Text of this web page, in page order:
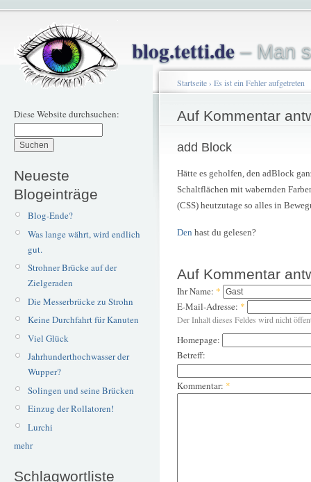
blog.tetti.de– Man
Diese Website durchsuchen:
Neueste
Blogeinträge
Blog-Ende?
Was lange währt, wird endlich
gut.
Strohner Brücke auf der
Zielgeraden
Die Messerbrücke zu Strohn
Keine Durchfahrt für Kanuten
Viel Glück
Jahrhunderthochwasser der
Wupper?
Solingen und seine Brücken
Einzug der Rollatoren!
Lurchi
mehr
Schlagwortliste
Startseite› Es ist ein Fehler aufgetreten
Auf Kommentar
add Block
Hätte es geholfen, den adBlock
Schaltflächen mit wabernden
(CSS) heutzutage so alles in
Den hast du gelesen?
Auf Kommentar
Ihr Name: *
E-Mail-Adresse: *
Der Inhalt dieses Feldes wird nicht
Homepage:
Betreff:
Kommentar: *